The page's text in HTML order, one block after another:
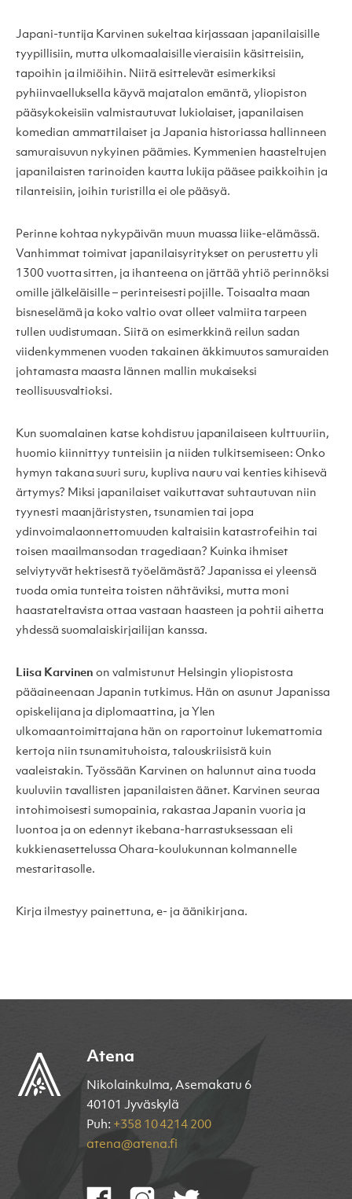
Japani-tuntija Karvinen sukeltaa kirjassaan japanilaisille
tyypillisiin, mutta ulkomaalaisille vieraisiin käsitteisiin,
tapoihin ja ilmiöihin. Niitä esittelevät esimerkiksi
pyhiinvaelluksella käyvä majatalon emäntä, yliopiston
pääsykokeisiin valmistautuvat lukiolaiset, japanilaisen
komedian ammattilaiset ja Japania historiassa hallinneen
samuraisuvun nykyinen päämies. Kymmenien haasteltujen
japanilaisten tarinoiden kautta lukija pääsee paikkoihin ja
tilanteisiin, joihin turistilla ei ole pääsyä.
Perinne kohtaa nykypäivän muun muassa liike-elämässä.
Vanhimmat toimivat japanilaisyritykset on perustettu yli
1300 vuotta sitten, ja ihanteena on jättää yhtiö perinnöksi
omille jälkeläisille – perinteisesti pojille. Toisaalta maan
bisneselämä ja koko valtio ovat olleet valmiita tarpeen
tullen uudistumaan. Siitä on esimerkkinä reilun sadan
viidenkymmenen vuoden takainen äkkimuutos samuraiden
johtamasta maasta lännen mallin mukaiseksi
teollisuusvaltioksi.
Kun suomalainen katse kohdistuu japanilaiseen kulttuuriin,
huomio kiinnittyy tunteisiin ja niiden tulkitsemiseen: Onko
hymyn takana suuri suru, kupliva nauru vai kenties kihisevä
ärtymys? Miksi japanilaiset vaikuttavat suhtautuvan niin
tyynesti maanjäristysten, tsunamien tai jopa
ydinvoimalaonnettomuuden kaltaisiin katastrofeihin tai
toisen maailmansodan tragediaan? Kuinka ihmiset
selviytyvät hektisestä työelämästä? Japanissa ei yleensä
tuoda omia tunteita toisten nähtäviksi, mutta moni
haastateltavista ottaa vastaan haasteen ja pohtii aihetta
yhdessä suomalaiskirjailijan kanssa.
Liisa Karvinen on valmistunut Helsingin yliopistosta
pääaineenaan Japanin tutkimus. Hän on asunut Japanissa
opiskelijana ja diplomaattina, ja Ylen
ulkomaantoimittajana hän on raportoinut lukemattomia
kertoja niin tsunamituhoista, talouskriisistä kuin
vaaleistakin. Työssään Karvinen on halunnut aina tuoda
kuuluviin tavallisten japanilaisten äänet. Karvinen seuraa
intohimoisesti sumopainia, rakastaa Japanin vuoria ja
luontoa ja on edennyt ikebana-harrastuksessaan eli
kukkienasettelussa Ohara-koulukunnan kolmannelle
mestaritasolle.
Kirja ilmestyy painettuna, e- ja äänikirjana.
Atena
Nikolainkulma, Asemakatu 6
40101 Jyväskylä
Puh: +358 10 4214 200
atena@atena.fi